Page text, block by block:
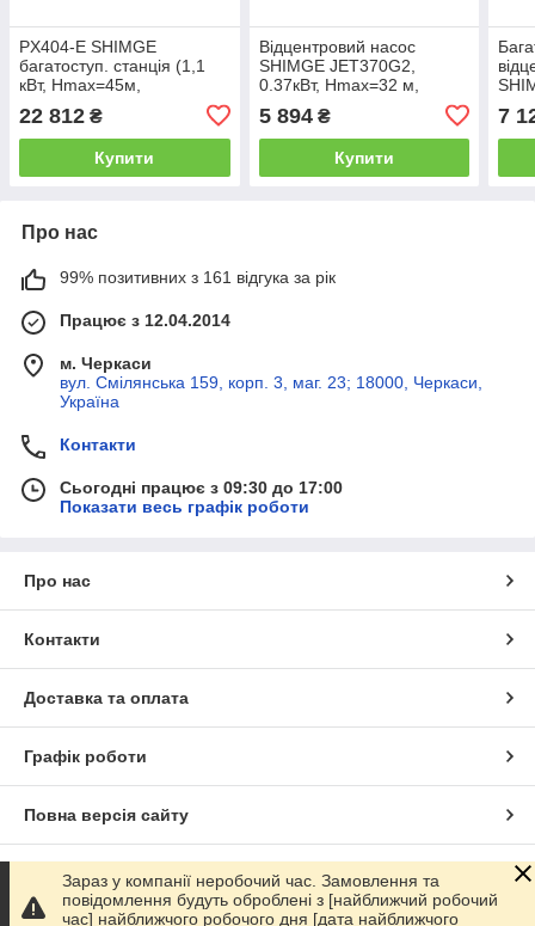
PX404-E SHIMGE
багатоступ. станція (1,1
кВт, Нmax=45м,
22 812 ₴
Купити
Відцентровий насос
SHIMGE JET370G2,
0.37кВт, Нmax=32 м,
5 894₴
Купити
7
Про нас
99% позитивних з 161 відгука за рік
Працює з 12.04.2014
м. Черкаси
вул. Смілянська 159, корп. 3, маг. 23; 18000, Черкаси,
Україна
Контакти
Сьогодні працює з 09:30 до 17:00
Показати весь графік роботи
Про нас
Контакти
Доставка та оплата
Графік роботи
Повна версія сайту
Сайт створено на маркетплейсі Prom.ua
Зараз у компанії неробочий час. Замовлення та
повідомлення будуть оброблені з [найближчий робочий
час] найближчого робочого дня [дата найближчого